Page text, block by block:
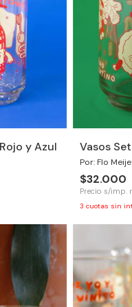
y Azul Vasos
Por: Flo Meije
$32.000
Precio s/imp.
3 cuotas sin